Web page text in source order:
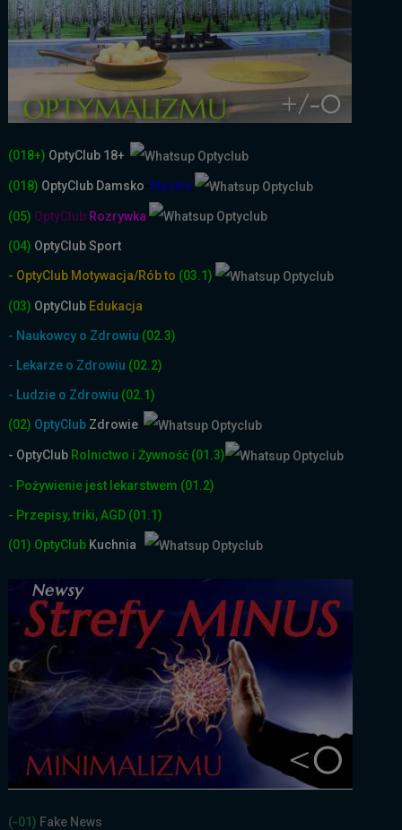
(018+) OptyClub 18+
(018) OptyClub Damsko Męskie
(05) OptyClub Rozrywka
(04) OptyClub Sport
- OptyClub Motywacja/Rób to (03.1)
(03) OptyClub Edukacja
- Naukowcy o Zdrowiu (02.3)
- Lekarze o Zdrowiu (02.2)
- Ludzie o Zdrowiu (02.1)
(02) OptyClub Zdrowie
- OptyClub Rolnictwo i Żywność (01.3)
- Pożywienie jest lekarstwem (01.2)
- Przepisy, triki, AGD (01.1)
(01) OptyClub Kuchnia
(-01) Fake News